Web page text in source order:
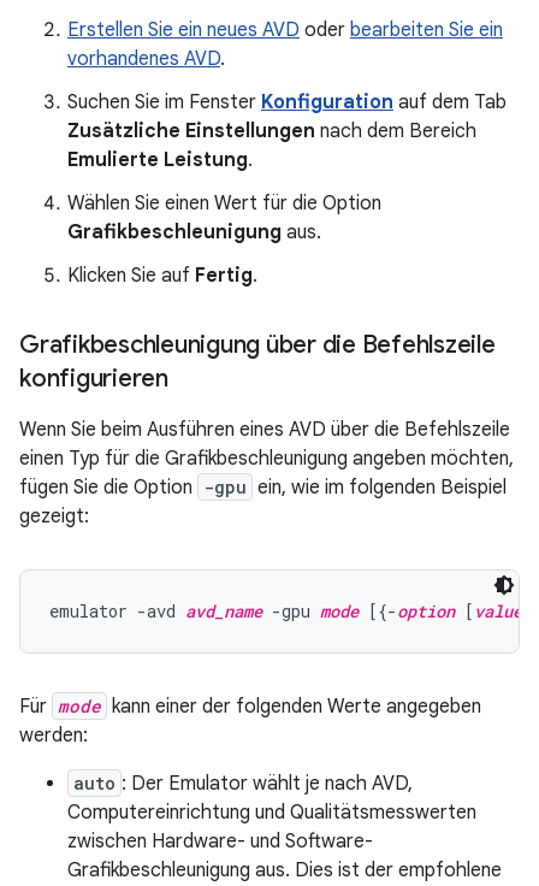
Erstellen Sie ein neues AVD oder bearbeiten Sie ein
vorhandenes AVD.
Suchen Sie im Fenster Konfiguration auf dem Tab
Zusätzliche Einstellungen nach dem Bereich
Emulierte Leistung.
Wählen Sie einen Wert für die Option
Grafikbeschleunigung aus.
Klicken Sie auf Fertig.
Grafikbeschleunigung über die Befehlszeile
konfigurieren
Wenn Sie beim Ausführen eines AVD über die Befehlszeile
einen Typ für die Grafikbeschleunigung angeben möchten,
fügen Sie die Option
-gpu ein, wie im folgenden Beispiel
gezeigt:
emulator -avd avd_name -gpu mode [{-option [ value
Für mode kann einer der folgenden Werte angegeben
werden:
auto : Der Emulator wählt je nach AVD,
Computereinrichtung und Qualitätsmesswerten
zwischen Hardware- und Software-
Grafikbeschleunigung aus. Dies ist der empfohlene